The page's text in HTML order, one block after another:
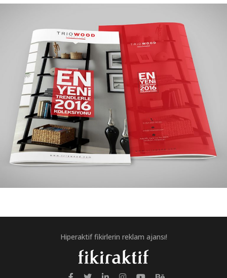
TRIOWOOD KATALOG TASARIMI
Hiperaktif fikirlerin reklam ajansı!